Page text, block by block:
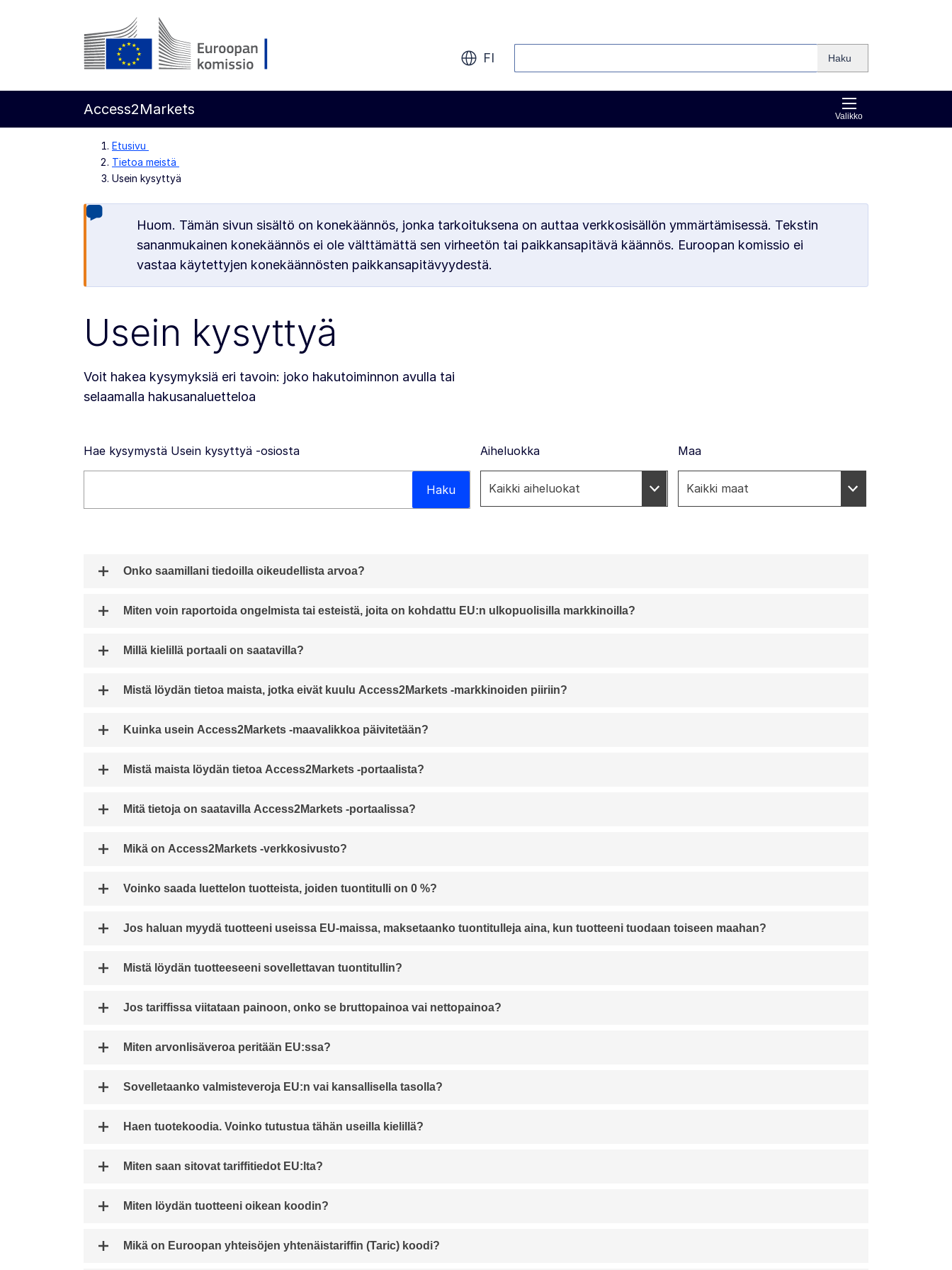
Siirry pääsisältöön
FI Haku
Valikko
Access2Markets
Etusivu
Tietoa meistä
Usein kysyttyä
Huom. Tämän sivun sisältö on konekäännös, jonka tarkoituksena on auttaa verkkosisällön ymmärtämisessä. Tekstin
sananmukainen konekäännös ei ole välttämättä sen virheetön tai paikkansapitävä käännös. Euroopan komissio ei
vastaa käytettyjen konekäännösten paikkansapitävyydestä.
Usein kysyttyä
Voit hakea kysymyksiä eri tavoin: joko hakutoiminnon avulla tai
selaamalla hakusanaluetteloa
Hae kysymystä Usein kysyttyä -osiosta
Haku
Aiheluokka Maa
Onko saamillani tiedoilla oikeudellista arvoa?
Miten voin raportoida ongelmista tai esteistä, joita on kohdattu EU:n ulkopuolisilla markkinoilla?
Millä kielillä portaali on saatavilla?
Mistä löydän tietoa maista, jotka eivät kuulu Access2Markets -markkinoiden piiriin?
Kuinka usein Access2Markets -maavalikkoa päivitetään?
Mistä maista löydän tietoa Access2Markets -portaalista?
Mitä tietoja on saatavilla Access2Markets -portaalissa?
Mikä on Access2Markets -verkkosivusto?
Voinko saada luettelon tuotteista, joiden tuontitulli on 0 %?
Jos haluan myydä tuotteeni useissa EU-maissa, maksetaanko tuontitulleja aina, kun tuotteeni tuodaan toiseen maahan?
Mistä löydän tuotteeseeni sovellettavan tuontitullin?
Jos tariffissa viitataan painoon, onko se bruttopainoa vai nettopainoa?
Miten arvonlisäveroa peritään EU:ssa?
Sovelletaanko valmisteveroja EU:n vai kansallisella tasolla?
Haen tuotekoodia. Voinko tutustua tähän useilla kielillä?
Miten saan sitovat tariffitiedot EU:lta?
Miten löydän tuotteeni oikean koodin?
Mikä on Euroopan yhteisöjen yhtenäistariffin (Taric) koodi?